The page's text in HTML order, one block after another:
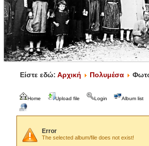
Είστε εδώ: Αρχική Πολυμέσα
Home Upload file Login Album list
Error
The selected album/file does not exist!